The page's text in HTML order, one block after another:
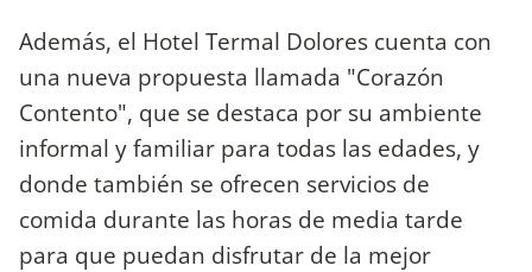
Además, el Hotel Termal Dolores cuenta con
una nueva propuesta llamada "Corazón
Contento", que se destaca por su ambiente
informal y familiar para todas las edades, y
donde también se ofrecen servicios de
comida durante las horas de media tarde
para que puedan disfrutar de la mejor